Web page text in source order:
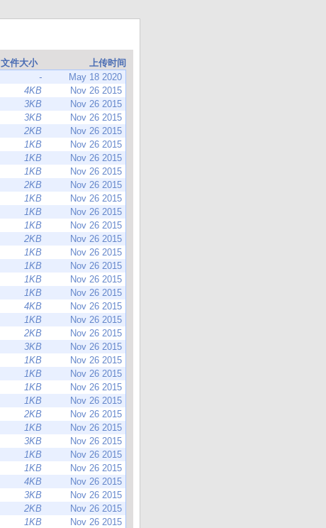
文件大小
上传时间
-
May 18 2020
4KB
Nov 26 2015
3KB
Nov 26 2015
3KB
Nov 26 2015
2KB
Nov 26 2015
1KB
Nov 26 2015
1KB
Nov 26 2015
1KB
Nov 26 2015
2KB
Nov 26 2015
1KB
Nov 26 2015
1KB
Nov 26 2015
1KB
Nov 26 2015
2KB
Nov 26 2015
1KB
Nov 26 2015
1KB
Nov 26 2015
1KB
Nov 26 2015
1KB
Nov 26 2015
4KB
Nov 26 2015
1KB
Nov 26 2015
2KB
Nov 26 2015
3KB
Nov 26 2015
1KB
Nov 26 2015
1KB
Nov 26 2015
1KB
Nov 26 2015
1KB
Nov 26 2015
2KB
Nov 26 2015
1KB
Nov 26 2015
3KB
Nov 26 2015
1KB
Nov 26 2015
1KB
Nov 26 2015
4KB
Nov 26 2015
3KB
Nov 26 2015
2KB
Nov 26 2015
1KB
Nov 26 2015